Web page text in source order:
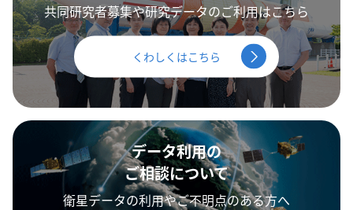
共同研究者募集や研究データのご利用はこちら
くわしくはこちら
データ利用の
ご相談について
衛星データの利用やご不明点のある方へ